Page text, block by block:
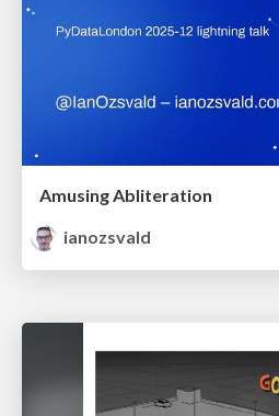
Amusing Abliteration
ianozsvald